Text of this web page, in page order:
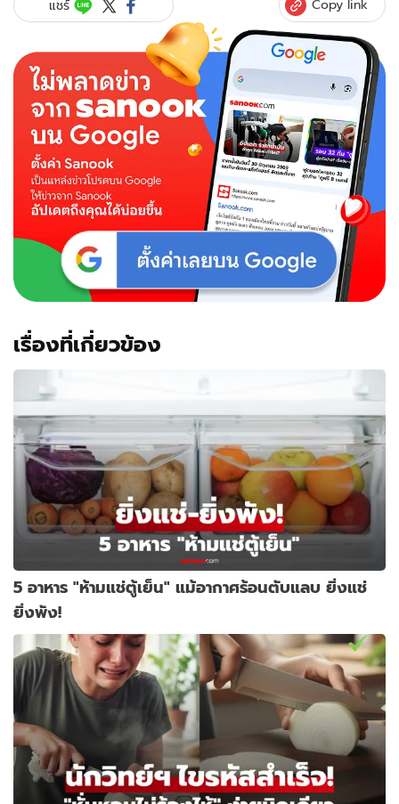
แชร์ Copy link
เรื่องที่เกี่ยวข้อง
5 อาหาร "ห้ามแช่ตู้เย็น" แม้อากาศร้อนตับแลบ ยิ่งแช่
ยิ่งพัง!